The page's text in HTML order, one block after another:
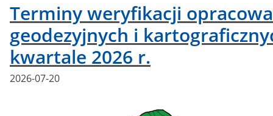
Terminy weryfikacji
geodezyjnych i
kwartale 2026 r.
Posted
2026-07-20